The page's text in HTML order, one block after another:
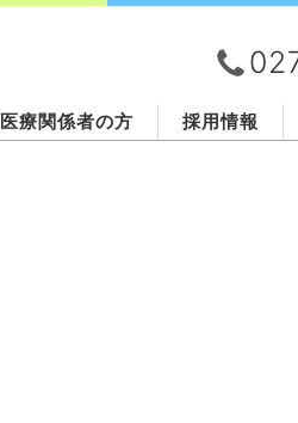
医療関係者の方 採用情報